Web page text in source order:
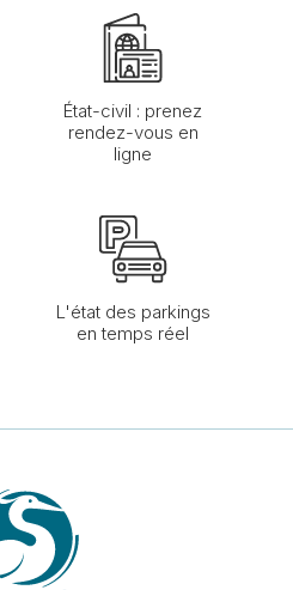
État-civil : prenez
rendez-vous en
ligne
L'état des parkings
en temps réel